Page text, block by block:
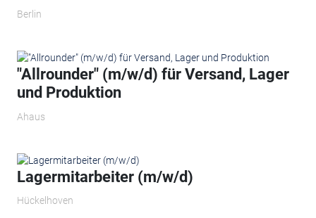
Berlin
"Allrounder" (m/w/d) für Versand, Lager
und Produktion
Ahaus
Lagermitarbeiter (m/w/d)
Hückelhoven